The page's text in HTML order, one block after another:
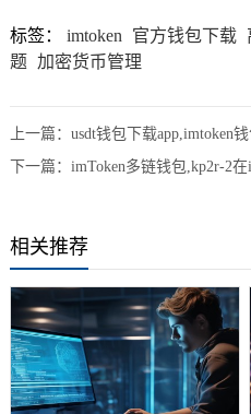
标签： imtoken 官方钱包下载
题 加密货币管理
上一篇： usdt钱包下载app,imtoken
下一篇： imToken多链钱包,kp2r-2
相关推荐